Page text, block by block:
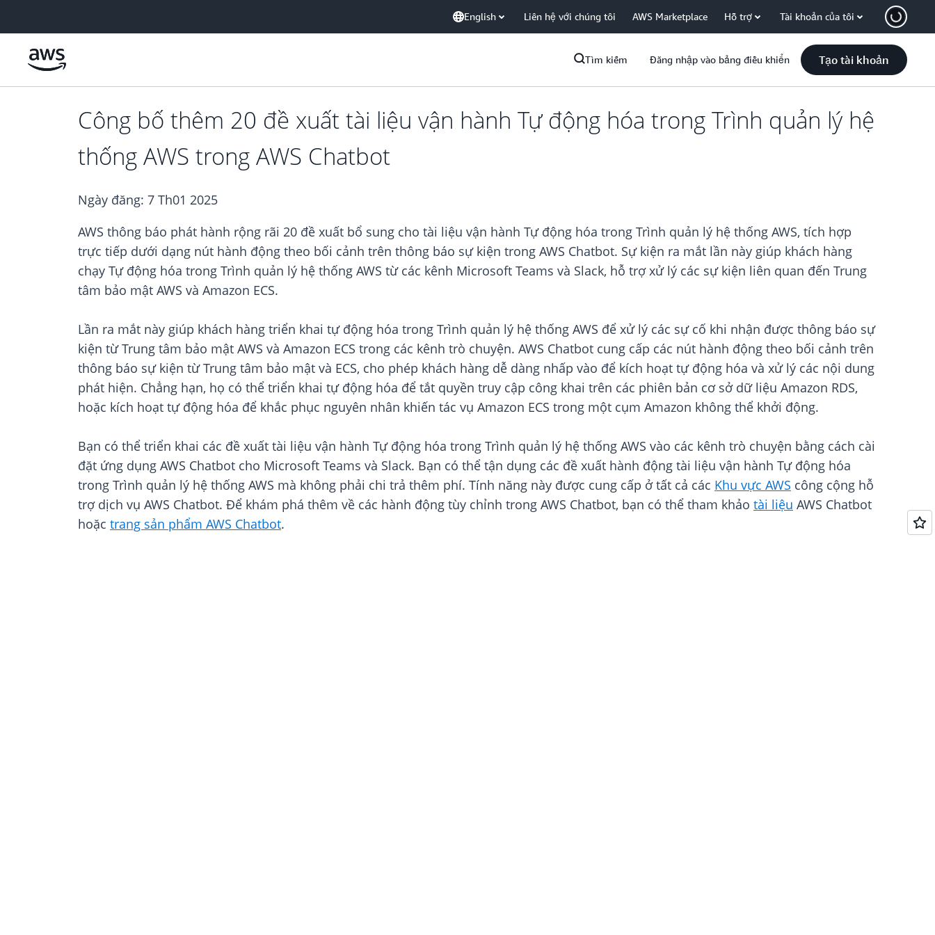
English Liên hệ với chúng tôi AWS Marketplace Hỗ trợ Tài khoản của tôi
Tìm kiếm Đăng nhập vào bảng điều khiển Tạo tài khoản
Công bố thêm 20 đề xuất tài liệu vận hành Tự động hóa trong Trình quản lý hệ
thống AWS trong AWS Chatbot
Ngày đăng: 7 Th01 2025
AWS thông báo phát hành rộng rãi 20 đề xuất bổ sung cho tài liệu vận hành Tự động hóa trong Trình quản lý hệ thống AWS, tích hợp
trực tiếp dưới dạng nút hành động theo bối cảnh trên thông báo sự kiện trong AWS Chatbot. Sự kiện ra mắt lần này giúp khách hàng
chạy Tự động hóa trong Trình quản lý hệ thống AWS từ các kênh Microsoft Teams và Slack, hỗ trợ xử lý các sự kiện liên quan đến Trung
tâm bảo mật AWS và Amazon ECS.
Lần ra mắt này giúp khách hàng triển khai tự động hóa trong Trình quản lý hệ thống AWS để xử lý các sự cố khi nhận được thông báo sự
kiện từ Trung tâm bảo mật AWS và Amazon ECS trong các kênh trò chuyện. AWS Chatbot cung cấp các nút hành động theo bối cảnh trên
thông báo sự kiện từ Trung tâm bảo mật và ECS, cho phép khách hàng dễ dàng nhấp vào để kích hoạt tự động hóa và xử lý các nội dung
phát hiện. Chẳng hạn, họ có thể triển khai tự động hóa để tắt quyền truy cập công khai trên các phiên bản cơ sở dữ liệu Amazon RDS,
hoặc kích hoạt tự động hóa để khắc phục nguyên nhân khiến tác vụ Amazon ECS trong một cụm Amazon không thể khởi động.
Bạn có thể triển khai các đề xuất tài liệu vận hành Tự động hóa trong Trình quản lý hệ thống AWS vào các kênh trò chuyện bằng cách cài
đặt ứng dụng AWS Chatbot cho Microsoft Teams và Slack. Bạn có thể tận dụng các đề xuất hành động tài liệu vận hành Tự động hóa
trong Trình quản lý hệ thống AWS mà không phải chi trả thêm phí. Tính năng này được cung cấp ở tất cả các Khu vực AWS công cộng hỗ
trợ dịch vụ AWS Chatbot. Để khám phá thêm về các hành động tùy chỉnh trong AWS Chatbot, bạn có thể tham khảo tài liệu AWS Chatbot
hoặc trang sản phẩm AWS Chatbot.